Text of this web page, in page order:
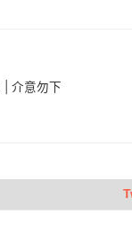
介意勿下